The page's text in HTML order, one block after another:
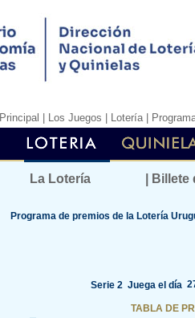
Principal | Los Juegos | Lotería|
La Lotería |
Programa de premios de la Lotería
Serie 2 Juega el día
TABLA DE